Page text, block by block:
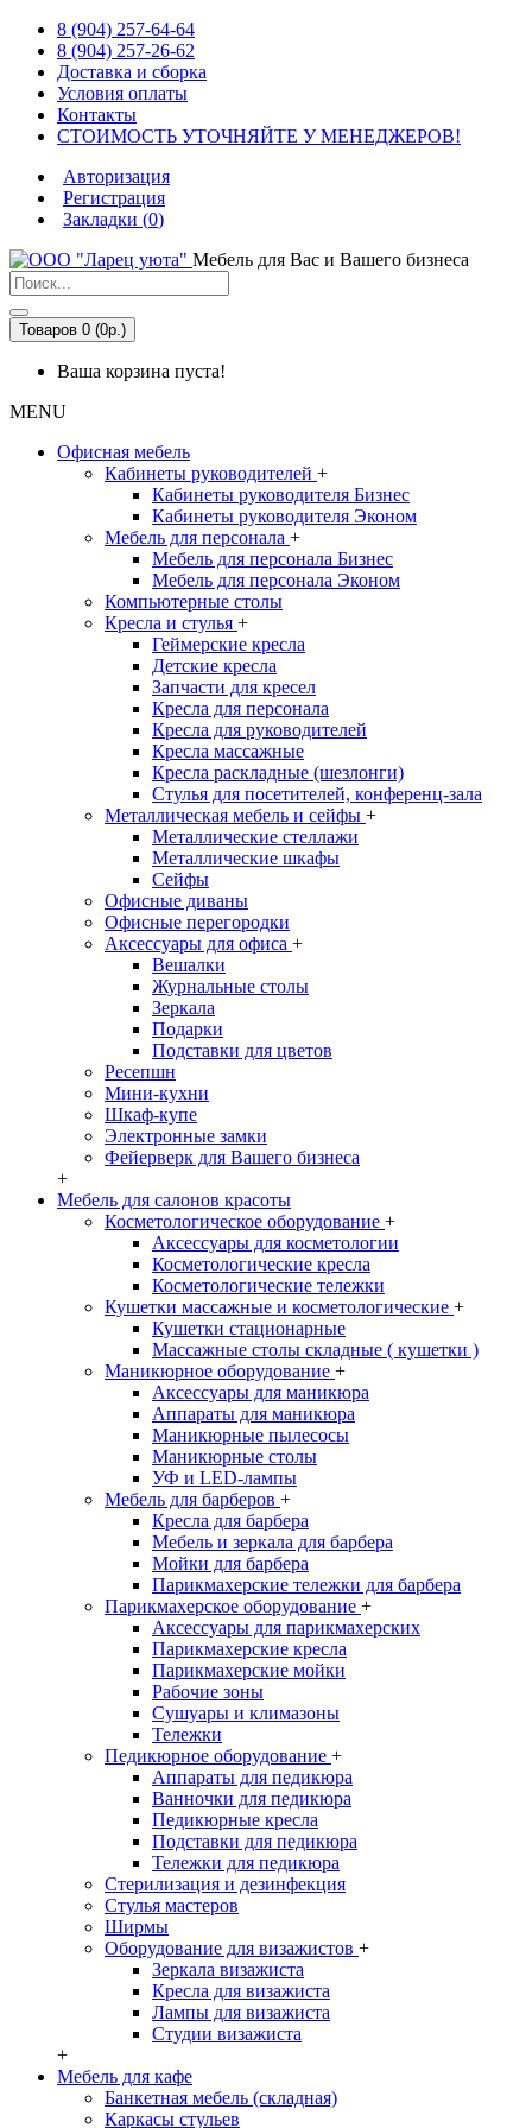
8 (904) 257-64-64
8 (904) 257-26-62
Доставка и сборка
Условия оплаты
Контакты
СТОИМОСТЬ УТОЧНЯЙТЕ У МЕНЕДЖЕРОВ!
Авторизация
Регистрация
Закладки (0)
Мебель для Вас и Вашего бизнеса
Товаров 0 (0р.)
Ваша корзина пуста!
MENU
Офисная мебель
Кабинеты руководителей +
Кабинеты руководителя Бизнес
Кабинеты руководителя Эконом
Мебель для персонала +
Мебель для персонала Бизнес
Мебель для персонала Эконом
Компьютерные столы
Кресла и стулья +
Геймерские кресла
Детские кресла
Запчасти для кресел
Кресла для персонала
Кресла для руководителей
Кресла массажные
Кресла раскладные (шезлонги)
Стулья для посетителей, конференц-зала
Металлическая мебель и сейфы +
Металлические стеллажи
Металлические шкафы
Сейфы
Офисные диваны
Офисные перегородки
Аксессуары для офиса +
Вешалки
Журнальные столы
Зеркала
Подарки
Подставки для цветов
Ресепшн
Мини-кухни
Шкаф-купе
Электронные замки
Фейерверк для Вашего бизнеса
+
Мебель для салонов красоты
Косметологическое оборудование +
Аксессуары для косметологии
Косметологические кресла
Косметологические тележки
Кушетки массажные и косметологические +
Кушетки стационарные
Массажные столы складные ( кушетки )
Маникюрное оборудование +
Аксессуары для маникюра
Аппараты для маникюра
Маникюрные пылесосы
Маникюрные столы
УФ и LED-лампы
Мебель для барберов +
Кресла для барбера
Мебель и зеркала для барбера
Мойки для барбера
Парикмахерские тележки для барбера
Парикмахерское оборудование +
Аксессуары для парикмахерских
Парикмахерские кресла
Парикмахерские мойки
Рабочие зоны
Сушуары и климазоны
Тележки
Педикюрное оборудование +
Аппараты для педикюра
Ванночки для педикюра
Педикюрные кресла
Подставки для педикюра
Тележки для педикюра
Стерилизация и дезинфекция
Стулья мастеров
Ширмы
Оборудование для визажистов +
Зеркала визажиста
Кресла для визажиста
Лампы для визажиста
Студии визажиста
+
Мебель для кафе
Банкетная мебель (складная)
Каркасы стульев